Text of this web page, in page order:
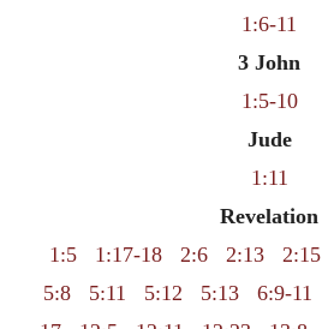
1:6-11
3 John
1:5-10
Jude
1:11
Revelation
1:5
1:17-18 2:6 2:13 2:15
5:8
5:11 5:12 5:13 6:9-11